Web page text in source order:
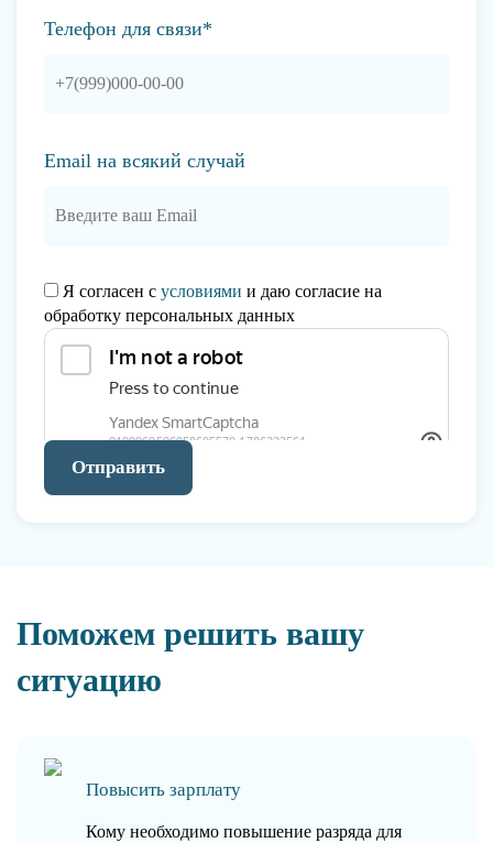
Телефон для связи*
Email на всякий случай
Я согласен с условиями и даю согласие на
обработку персональных данных
Отправить
Поможем решить вашу
ситуацию
Повысить зарплату
Кому необходимо повышение разряда для